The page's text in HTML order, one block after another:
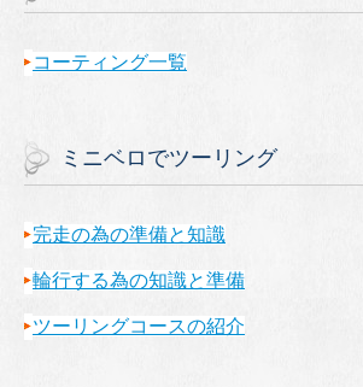
コーティング一覧
ミニベロでツーリング
完走の為の準備と知識
輪行する為の知識と準備
ツーリングコースの紹介